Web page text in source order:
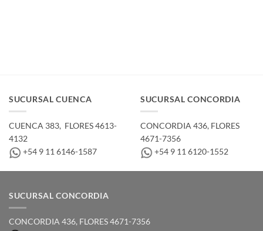
SUCURSAL CUENCA
CUENCA 383, ­ FLORES 4613-
4132
+54 9 11 6146-1587
SUCURSAL CONCORDIA
CONCORDIA 436,­ FLORES
4671-7356
+54 9 11 6120-1552
SUCURSAL CONCORDIA
CONCORDIA 436,­ FLORES 4671-7356